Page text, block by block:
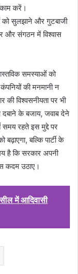
करें।
को सुलझाने और गुटबाजी
और संगठन में विश्वास
समस्याओं को
की मनमानी न
विश्वसनीयता पर भी
दबाने के बजाय, जवाब देने
समय रहते इस मुद्दे पर
बल्कि पार्टी के
है कि सरकार अपनी
कदम उठाए।
में आदिवासी